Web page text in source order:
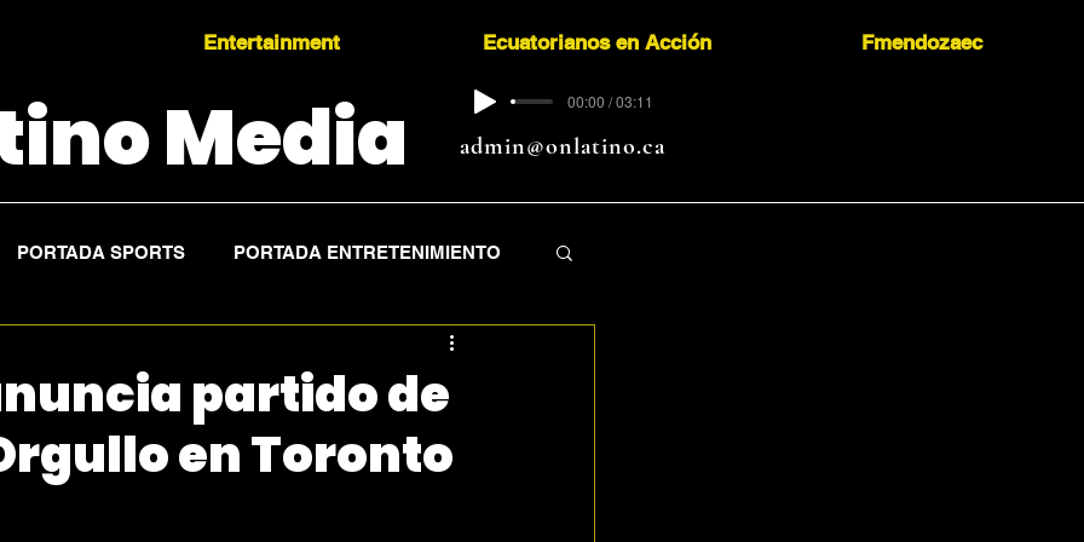
Entertainment Ecuatorianos en Acción Fmendozaec
Media admin@onlatino.ca
00:00 / 03:11
PORTADA SPORTS PORTADA ENTRETENIMIENTO
partido de
en Toronto